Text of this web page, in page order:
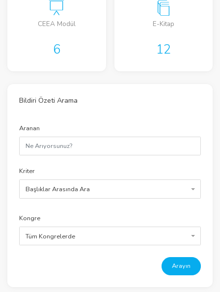
CEEA Modül
6
E-Kitap
12
Bildiri Özeti Arama
Aranan
Kriter
Başlıklar Arasında Ara
Kongre
Tüm Kongrelerde
Arayın